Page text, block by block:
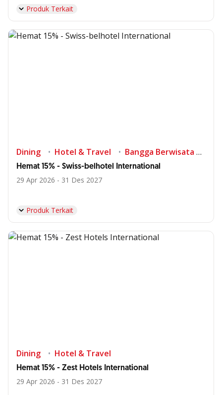
Produk Terkait
Dining Hotel & Travel Bangga Berwisata di Indonesia
Hemat 15% - Swiss-belhotel International
29 Apr 2026 - 31 Des 2027
Produk Terkait
Dining Hotel & Travel
Hemat 15% - Zest Hotels International
29 Apr 2026 - 31 Des 2027